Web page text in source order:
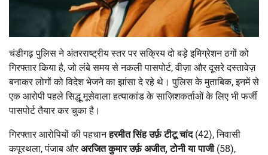
चंडीगढ़ पुलिस ने अंतरराष्ट्रीय स्तर पर सक्रिय दो बड़े इमिग्रेशन ठगों को
गिरफ्तार किया है, जो लंबे समय से नकली पासपोर्ट, वीज़ा और दूसरे दस्तावेज़
बनाकर लोगों को विदेश भेजने का झांसा दे रहे थे। पुलिस के मुताबिक, इनमें से
एक आरोपी पहले सिद्धू मूसेवाला हत्याकांड के साज़िशकर्ताओं के लिए भी फर्जी
पासपोर्ट तैयार कर चुका है।
गिरफ्तार आरोपियों की पहचानहरमीत सिंह उर्फ़ टीटू चांद(42), निवासी
कपूरथला, पंजाब औरअरजित कुमार उर्फ़ अजीत,टोनी या पाजी(58),